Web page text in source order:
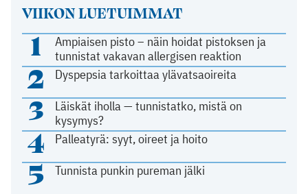
VIIKON LUETUIMMAT
1
Ampiaisen pisto – näin hoidat pistoksen ja
tunnistat vakavan allergisen reaktion
2 Dyspepsia tarkoittaa ylävatsaoireita
3
Läiskät iholla — tunnistatko, mistä on
kysymys?
4 Palleatyrä: syyt, oireet ja hoito
5 Tunnista punkin pureman jälki